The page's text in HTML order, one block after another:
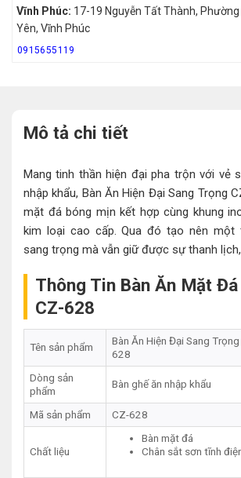
Vĩnh Phúc: 17-19 Nguyễn Tất Thành, Phường
Yên, Vĩnh Phúc
0915655119
Mô tả chi tiết
Mang tinh thần hiện đại pha trộn với vẻ
nhập khẩu, Bàn Ăn Hiện Đại Sang Trọng
mặt đá bóng mịn kết hợp cùng khung
kim loại cao cấp. Qua đó tạo nên một
sang trọng mà vẫn giữ được sự thanh
Thông Tin Bàn Ăn Mặt Đá
CZ-628
Tên sản phẩm
Bàn Ăn Hiện Đại Sang
628
Dòng sản
phẩm
Bàn ghế ăn nhập khẩu
Mã sản phẩm CZ-628
Chất liệu
Bàn mặt đá
Chân sắt sơn tĩnh